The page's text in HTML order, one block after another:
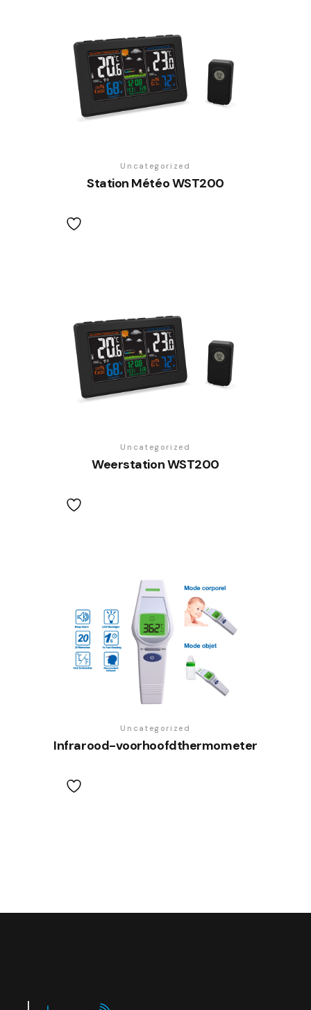
Uncategorized
Station Météo WST200
Uncategorized
Weerstation WST200
Uncategorized
Infrarood-voorhoofdthermometer